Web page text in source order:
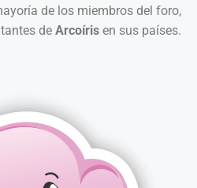
de los miembros del foro,
de Arcoíris en sus países.